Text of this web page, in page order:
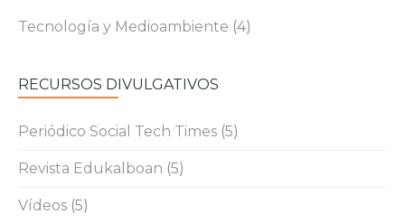
Tecnología y Medioambiente (4)
RECURSOS DIVULGATIVOS
Periódico Social Tech Times (5)
Revista Edukalboan (5)
Vídeos (5)